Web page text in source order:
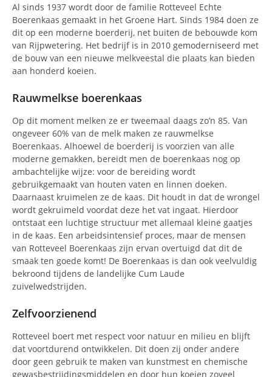
Al sinds 1937 wordt door de familie Rotteveel Echte
Boerenkaas gemaakt in het Groene Hart. Sinds 1984 doen ze
dit op een moderne boerderij, net buiten de bebouwde kom
van Rijpwetering. Het bedrijf is in 2010 gemoderniseerd met
de bouw van een nieuwe melkveestal die plaats kan bieden
aan honderd koeien.
Rauwmelkse boerenkaas
Op dit moment melken ze er tweemaal daags zo’n 85. Van
ongeveer 60% van de melk maken ze rauwmelkse
Boerenkaas. Alhoewel de boerderij is voorzien van alle
moderne gemakken, bereidt men de boerenkaas nog op
ambachtelijke wijze: voor de bereiding wordt
gebruikgemaakt van houten vaten en linnen doeken.
Daarnaast kruimelen ze de kaas. Dit houdt in dat de wrongel
wordt gekruimeld voordat deze het vat ingaat. Hierdoor
ontstaat een luchtige structuur met allemaal kleine gaatjes
in de kaas. Een arbeidsintensief proces, maar de mensen
van Rotteveel Boerenkaas zijn ervan overtuigd dat dit de
smaak ten goede komt! De Boerenkaas is dan ook veelvuldig
bekroond tijdens de landelijke Cum Laude
zuivelwedstrijden.
Zelfvoorzienend
Rotteveel boert met respect voor natuur en milieu en blijft
dat voortdurend ontwikkelen. Dit doen zij onder andere
door geen gebruik te maken van kunstmest en chemische
gewasbestrijdingsmiddelen en door hun koeien zoveel